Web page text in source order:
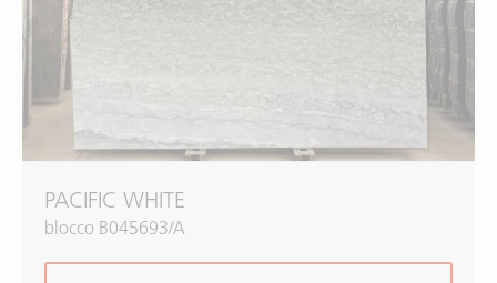
PACIFIC WHITE
blocco B045693/A